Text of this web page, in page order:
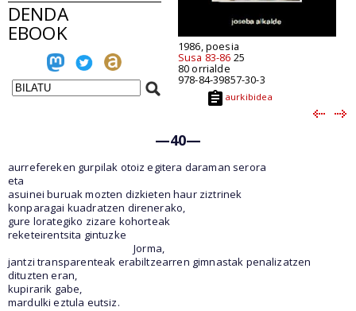
DENDA
EBOOK
1986, poesia
Susa 83-86 25
80 orrialde
978-84-39857-30-3
aurkibidea
—40—
aurrefereken gurpilak otoiz egitera daraman serora
eta
asuinei buruak mozten dizkieten haur ziztrinek
konparagai kuadratzen direnerako,
gure lorategiko zizare kohorteak
reketeirentsita gintuzke
Jorma,
jantzi transparenteak erabiltzearren gimnastak penalizatzen
dituzten eran,
kupirarik gabe,
mardulki eztula eutsiz.